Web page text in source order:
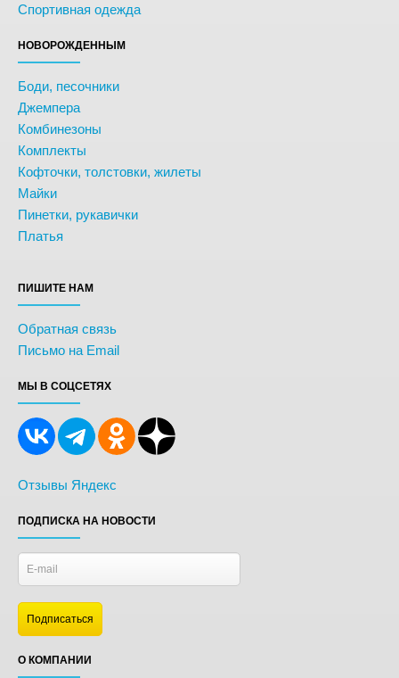
Спортивная одежда
НОВОРОЖДЕННЫМ
Боди, песочники
Джемпера
Комбинезоны
Комплекты
Кофточки, толстовки, жилеты
Майки
Пинетки, рукавички
Платья
ПИШИТЕ НАМ
Обратная связь
Письмо на Email
МЫ В СОЦСЕТЯХ
Отзывы Яндекс
ПОДПИСКА НА НОВОСТИ
О КОМПАНИИ